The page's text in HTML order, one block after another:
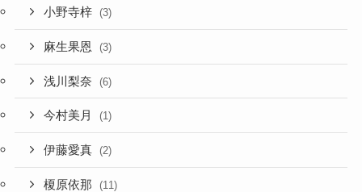
小野寺梓 (3)
麻生果恩 (3)
浅川梨奈 (6)
今村美月 (1)
伊藤愛真 (2)
榎原依那 (11)